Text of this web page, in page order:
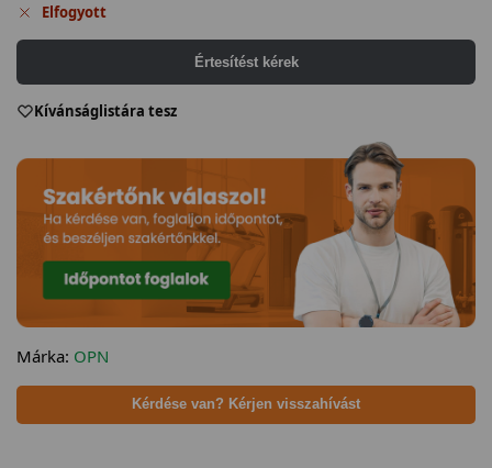
Elfogyott
Értesítést kérek
Kívánságlistára tesz
Márka: OPN
Kérdése van? Kérjen visszahívást